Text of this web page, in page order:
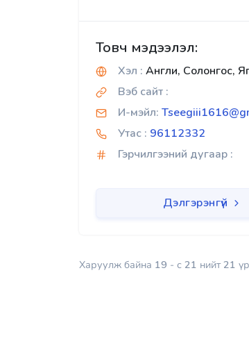
Товч мэдээлэл:
Хэл : Англи, Солонгос,
Вэб сайт :
И-мэйл:
Утас : 96112332
Гэрчилгээний дугаар :
Дэлгэрэнгүй
Харуулж байна 19 - с 21 нийт21